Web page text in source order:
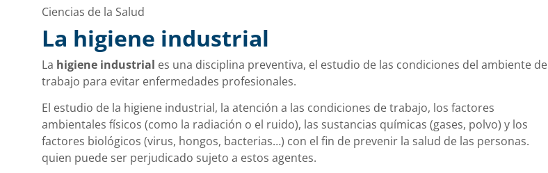
Ciencias de la Salud
La higiene industrial
La higiene industrial es una disciplina preventiva, el estudio de las condiciones del ambiente de
trabajo para evitar enfermedades profesionales.
El estudio de la higiene industrial, la atención a las condiciones de trabajo, los factores
ambientales físicos (como la radiación o el ruido), las sustancias químicas (gases, polvo) y los
factores biológicos (virus, hongos, bacterias…) con el fin de prevenir la salud de las personas.
quien puede ser perjudicado sujeto a estos agentes.